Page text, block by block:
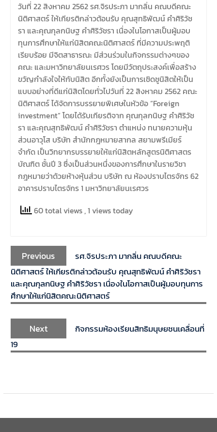
และนิสิตได้ทราบถึงนโยบาย
ด้านการเรียนการสอนของคณะ
นิติศาสตร์
วันที่ 22 สิงหาคม 2562 รศ.จิรประภา มากลิ่น คณบดีคณะ
นิติศาสตร์ ให้เกียรติกล่าวต้อนรับ คุณสุทธิพัฒน์ คำศิริวัช
รา และคุณกุลกนิษฐ คำศิริวัชรา เนื่องในโอกาสเป็นผู้มอบ
ทุนการศึกษาให้แก่นิสิตคณะนิติศาสตร์ ที่มีความประพฤติ
เรียบร้อย มีจิตสาธารณะ มีส่วนร่วมในกิจกรรมต่างๆของ
คณะ และมหาวิทยาลัยนเรศวร โดยมีวัตถุประสงค์เพื่อสร้าง
ขวัญกำลังใจให้กับนิสิต อีกทั้งยังเป็นการเชิดชูนิสิตให้เป็น
แบบอย่างที่ดีแก่นิสิตโดยทั่วไปวันที่ 22 สิงหาคม 2562 คณะ
นิติศาสตร์ ได้จัดการบรรยายพิเศษในหัวข้อ “Foreign
investment” โดยได้รับเกียรติจาก คุณกุลกนิษฐ คำศิริวัช
รา และคุณสุทธิพัฒน์ คำศิริวัชรา ตำแหน่ง ทนายความหุ้น
ส่วนอาวุโส บริษัท สำนักกฎหมายสากล สยามพรีเมียร์
จำกัด เป็นวิทยากรบรรยายให้แก่นิสิตหลักสูตรนิติศาสตร
บัณฑิต ชั้นปี 3 ซึ่งเป็นส่วนหนึ่งของการศึกษาในรายวิชา
กฎหมายว่าด้วยห้างหุ้นส่วน บริษัท ณ ห้องปราบไตรจักร 62
อาคารปราบไตรจักร 1 มหาวิทยาลัยนเรศวร
60 total views , 1 views today
Previous
รศ.จิรประภา มากลิ่น คณบดีคณะ
นิติศาสตร์ ให้เกียรติกล่าวต้อนรับ คุณสุทธิพัฒน์ คำศิริวัชรา
และคุณกุลกนิษฐ คำศิริวัชรา เนื่องในโอกาสเป็นผู้มอบทุนการ
ศึกษาให้แก่นิสิตคณะนิติศาสตร์
Next
กิจกรรมห้องเรียนสิทธิมนุษยชนเคลื่อนที่
19